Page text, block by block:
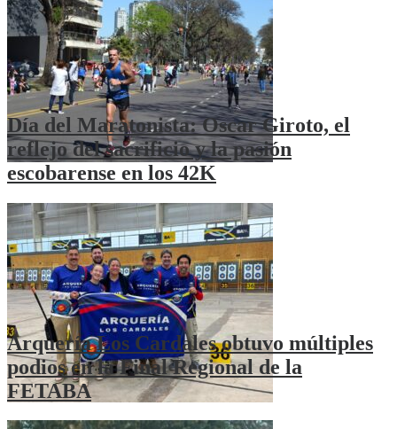
Día del Maratonista: Oscar Giroto, el
reflejo del sacrificio y la pasión
escobarense en los 42K
Arquería Los Cardales obtuvo múltiples
podios en la Final Regional de la
FETABA